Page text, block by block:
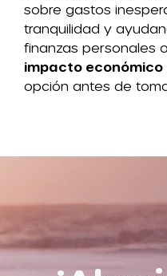
sobre gastos
tranquilidad y
finanzas personales
impacto económico
opción antes de